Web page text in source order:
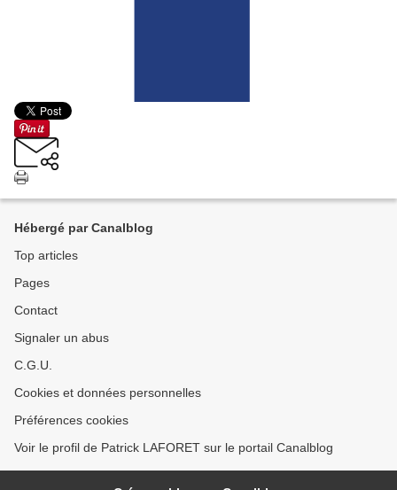
Hébergé par Canalblog
Top articles
Pages
Contact
Signaler un abus
C.G.U.
Cookies et données personnelles
Préférences cookies
Voir le profil de Patrick LAFORET sur le portail Canalblog